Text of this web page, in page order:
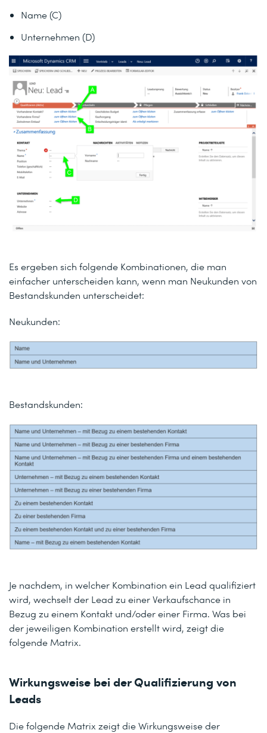
Name (C)
Unternehmen (D)
Es ergeben sich folgende Kombinationen, die man
einfacher unterscheiden kann, wenn man Neukunden von
Bestandskunden unterscheidet:
Neukunden:
Bestandskunden:
Je nachdem, in welcher Kombination ein Lead qualifiziert
wird, wechselt der Lead zu einer Verkaufschance in
Bezug zu einem Kontakt und/oder einer Firma. Was bei
der jeweiligen Kombination erstellt wird, zeigt die
folgende Matrix.
Wirkungsweise bei der Qualifizierung von
Leads
Die folgende Matrix zeigt die Wirkungsweise der